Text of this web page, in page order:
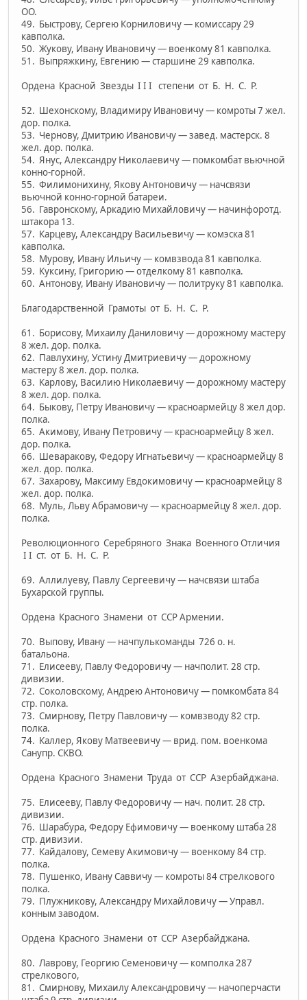
ОО.
49. Быстрову, Сергею Корниловичу — комиссару 29
кавполка.
50. Жукову, Ивану Ивановичу — военкому 81 кавполка.
51. Выпряжкину, Евгению — старшине 29 кавполка.
Ордена Красной Звезды I I I степени от Б. Н. С. Р.
52. Шехонскому, Владимиру Ивановичу — комроты 7 жел.
дор. полка.
53. Чернову, Дмитрию Ивановичу — завед. мастерск. 8
жел. дор. полка.
54. Янус, Александру Николаевичу — помкомбат вьючной
конно-горной.
55. Филимонихину, Якову Антоновичу — начсвязи
вьючной конно­-горной батареи.
56. Гавронскому, Аркадию Михайловичу — начинфоротд.
штакора 13.
57. Карцеву, Александру Васильевичу — комэска 81
кавполка.
58. Мурову, Ивану Ильичу — комвзвода 81 кавполка.
59. Куксину, Григорию — отделкому 81 кавполка.
60. Антонову, Ивану Ивановичу — политруку 81 кавполка.
Благодарственной Грамоты от Б. Н. С. Р.
61. Борисову, Михаилу Даниловичу — дорожному мастеру
8 жел. дор. полка.
62. Павлухину, Устину Дмитриевичу — дорожному
мастеру 8 жел. дор. полка.
63. Карлову, Василию Николаевичу — дорожному мастеру
8 жел. дор. полка.
64. Быкову, Петру Ивановичу — красноармейцу 8 жел дор.
полка.
65. Акимову, Ивану Петровичу — красноармейцу 8 жел.
дор. полка.
66. Шеваракову, Федору Игнатьевичу — красноармейцу 8
жел. дор. полка.
67. Захарову, Максиму Евдокимовичу — красноармейцу 8
жел. дор. полка.
68. Муль, Льву Абрамовичу — красноармейцу 8 жел. дор.
полка.
Революционного Серебряного Знака Военного Отличия
I I ст. от Б. Н. С. Р.
69. Аллилуеву, Павлу Сергеевичу — начсвязи штаба
Бухарской группы.
Ордена Красного Знамени от ССР Армении.
70. Выпову, Ивану — начпулькоманды 726 o. н.
батальона.
71. Елисееву, Павлу Федоровичу — начполит. 28 стр.
дивизии.
72. Соколовскому, Андрею Антоновичу — помкомбата 84
стр. полка.
73. Смирнову, Петру Павловичу — комвзводу 82 стр.
полка.
74. Каллер, Якову Матвеевичу — врид. пом. военкома
Санупр. СКВО.
Ордена Красного Знамени Труда от ССР Азербайджана.
75. Елисееву, Павлу Федоровичу — нач. полит. 28 стр.
дивизии.
76. Шарабура, Федору Ефимовичу — военкому штаба 28
стр. дивизии.
77. Кайдалову, Семеву Акимовичу — военкому 84 стр.
полка.
78. Пушенко, Ивану Саввичу — комроты 84 стрелкового
полка.
79. Плужникову, Александру Михайловичу — Управл.
конным заводом.
Ордена Красного Знамени от ССР Азербайджана.
80. Лаврову, Георгию Семеновичу — комполка 287
стрелкового,
81. Смирнову, Михаилу Александровичу — начоперчасти